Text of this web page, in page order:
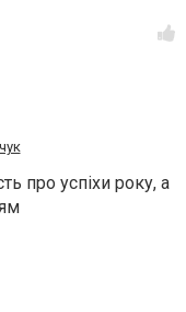
про успіхи року, а